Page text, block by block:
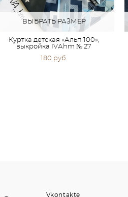
ВЫБРАТЬ РАЗМЕР
Куртка детская «Альп 100»,
выкройка IVАhm № 27
180 pуб.
Vkontakte